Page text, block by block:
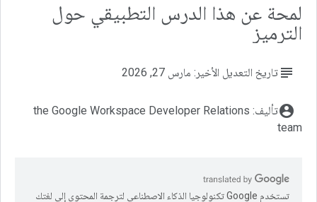
لمحة عن هذا الدرس التطبيقي حول
الترميز
subject تاريخ التعديل الأخير: مارس 27, 2026
account_circle
تأليف: the Google Workspace Developer Relations
team
تستخدم Google تكنولوجيا الذكاء الاصطناعي لترجمة المحتوى إلى لغتك